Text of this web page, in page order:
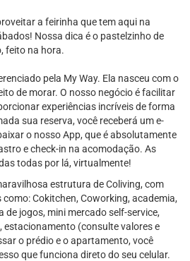
a feirinha que tem aqui na
Nossa dica é o pastelzinho de
feito na hora.
pela My Way. Ela nasceu com o
de morar. O nosso negócio é facilitar
experiências incríveis de forma
sua reserva, você receberá um e-
o nosso App, que é absolutamente
e check-in na acomodação. As
todas por lá, virtualmente!
estrutura de Coliving, com
Cokitchen, Coworking, academia,
de jogos, mini mercado self-service,
estacionamento (consulte valores e
o prédio e o apartamento, você
que funciona direto do seu celular.